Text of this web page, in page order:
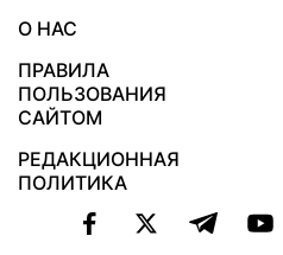
О НАС
ПРАВИЛА
ПОЛЬЗОВАНИЯ
САЙТОМ
РЕДАКЦИОННАЯ
ПОЛИТИКА